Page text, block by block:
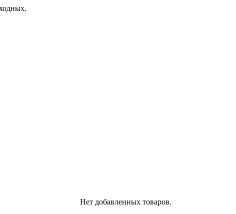
Нет добавленных товаров.